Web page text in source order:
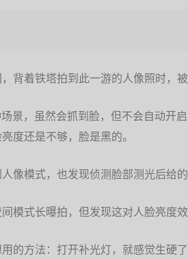
背着铁塔拍到此一游的人像照时，
景，虽然会抓到脸，但不会自动开
度还是不够，脸是黑的。
像模式，也发现侦测脸部测光后给
模式长曝拍，但发现这对人脸亮度
的方法：打开补光灯，就感觉生硬